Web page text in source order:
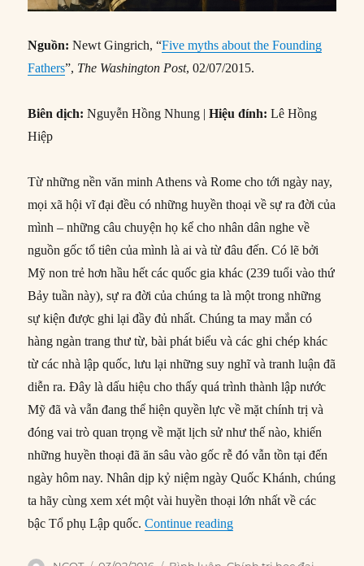
Nguồn: Newt Gingrich, “Five myths about the Founding
Fathers”, The Washington Post, 02/07/2015.
Biên dịch: Nguyễn Hồng Nhung |Hiệu đính: Lê Hồng
Hiệp
Từ những nền văn minh Athens và Rome cho tới ngày nay,
mọi xã hội vĩ đại đều có những huyền thoại về sự ra đời của
mình – những câu chuyện họ kể cho nhân dân nghe về
nguồn gốc tổ tiên của mình là ai và từ đâu đến. Có lẽ bởi
Mỹ non trẻ hơn hầu hết các quốc gia khác (239 tuổi vào thứ
Bảy tuần này), sự ra đời của chúng ta là một trong những
sự kiện được ghi lại đầy đủ nhất. Chúng ta may mắn có
hàng ngàn trang thư từ, bài phát biểu và các ghi chép khác
từ các nhà lập quốc, lưu lại những suy nghĩ và tranh luận đã
diễn ra. Đây là dấu hiệu cho thấy quá trình thành lập nước
Mỹ đã và vẫn đang thể hiện quyền lực về mặt chính trị và
đóng vai trò quan trọng về mặt lịch sử như thế nào, khiến
những huyền thoại đã ăn sâu vào gốc rễ đó vẫn tồn tại đến
ngày hôm nay. Nhân dịp kỷ niệm ngày Quốc Khánh, chúng
ta hãy cùng xem xét một vài huyền thoại lớn nhất về các
bậc Tổ phụ Lập quốc.Continue reading“5 hiểu lầm về các Tổ